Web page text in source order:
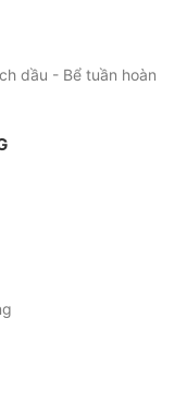
dầu - Bể tuần hoàn